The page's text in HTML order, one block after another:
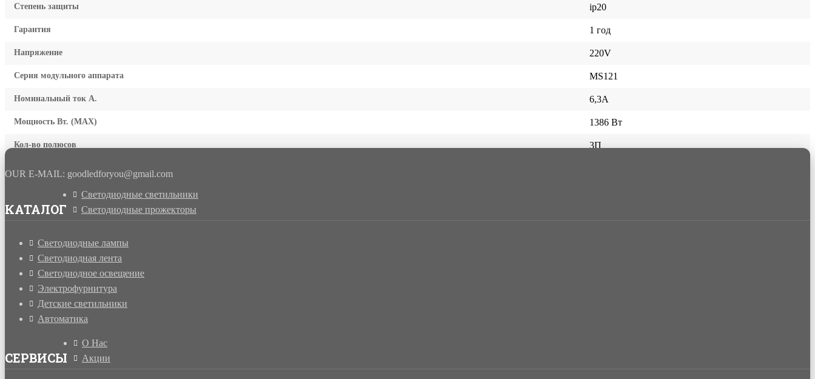
Степень защиты ip20
Гарантия 1 год
Напряжение 220V
Серия модульного аппарата MS121
Номинальный ток А. 6,3A
Мощность Вт. (МАХ) 1386 Вт
Кол-во полюсов 3П
OUR E-MAIL: goodledforyou@gmail.cоm
КАТАЛОГ
Светодиодные светильники
Светодиодные прожекторы
Светодиодные лампы
Светодиодная лента
Светодиодное освещение
Электрофурнитура
Детские светильники
Автоматика
СЕРВИСЫ
О Нас
Акции